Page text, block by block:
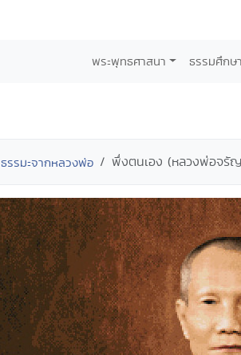
พระพุทธศาสนา ธรรมศึกษา
ธรรมะจากหลวงพ่อ พึ่งตนเอง (หลวงพ่อจรั